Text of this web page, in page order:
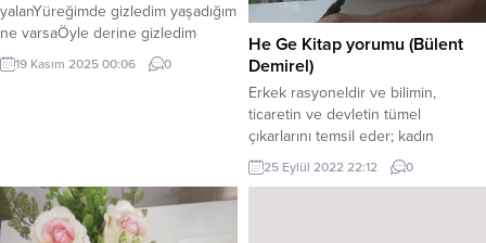
yalanYüreğimde gizledim yaşadığım
ne varsaÖyle derine gizledim
ki… Vicdanım el vermedi
anlatmayaYarım kalan aşkımı… Seni
dolu yaşıyorum
yanlızlığımıTakmıyom kafama beni
üzenleriGitti şimdi arkasına bile
19 Kasım 2025 00:06 0
He Ge Kitap yorumu (Bülent
Demirel)
Erkek rasyoneldir ve bilimin,
ticaretin ve devletin tümel
çıkarlarını temsil eder; kadın
duygusal ve sezgiseldir ve de
ailesinin bireysel çıkarları yararına
25 Eylül 2022 22:12 0